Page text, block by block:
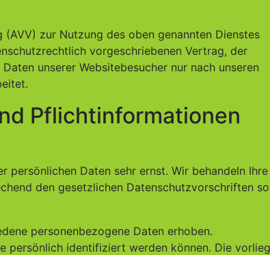
zur Nutzung des oben genannten Dienstes
vorgeschriebenen Vertrag, der
unserer Websitebesucher nur nach unseren
Pflicht­informationen
persönlichen Daten sehr ernst. Wir behandeln Ihre
den gesetzlichen Datenschutzvorschriften
personenbezogene Daten erhoben.
persönlich identifiziert werden können. Die